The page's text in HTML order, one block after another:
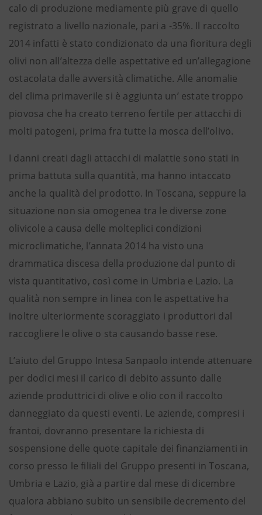
calo di produzione mediamente più grave di quello
registrato a livello nazionale, pari a -35%. Il raccolto
2014 infatti è stato condizionato da una fioritura degli
olivi non all’altezza delle aspettative ed un’allegagione
ostacolata dalle avversità climatiche. Alle anomalie
del clima primaverile si è aggiunta un’ estate troppo
piovosa che ha creato terreno fertile per attacchi di
molti patogeni, prima fra tutte la mosca dell’olivo.
I danni creati dagli attacchi di malattie sono stati in
prima battuta sulla quantità, ma hanno intaccato
anche la qualità del prodotto. In Toscana, seppure la
situazione non sia omogenea tra le diverse zone
olivicole a causa delle molteplici condizioni
microclimatiche, l’annata 2014 ha visto una
drammatica discesa della produzione dal punto di
vista quantitativo, così come in Umbria e Lazio. La
qualità non sempre in linea con le aspettative ha
inoltre ulteriormente scoraggiato i produttori dal
raccogliere le olive o sta causando basse rese.
L’aiuto del Gruppo Intesa Sanpaolo intende attenuare
per dodici mesi il carico di debito assunto dalle
aziende produttrici di olive e olio con il raccolto
danneggiato da questi eventi. Le aziende, compresi i
frantoi, dovranno presentare la richiesta di
sospensione delle quote capitale dei finanziamenti in
corso presso le filiali del Gruppo presenti in Toscana,
Umbria e Lazio, già a partire dal mese di dicembre
qualora abbiano subito un sensibile decremento del